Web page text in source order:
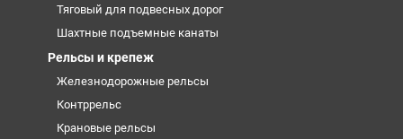
Тяговый для подвесных дорог
Шахтные подъемные канаты
Рельсы и крепеж
Железнодорожные рельсы
Контррельс
Крановые рельсы